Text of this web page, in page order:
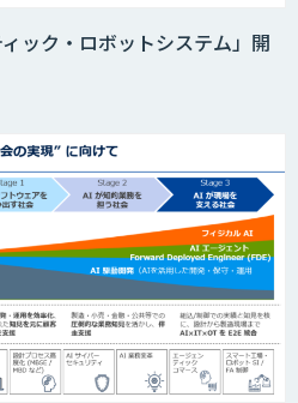
の業務活用は「Safe AI
」
工場ソリューションkizkia-
ック・ロボットシステム」開